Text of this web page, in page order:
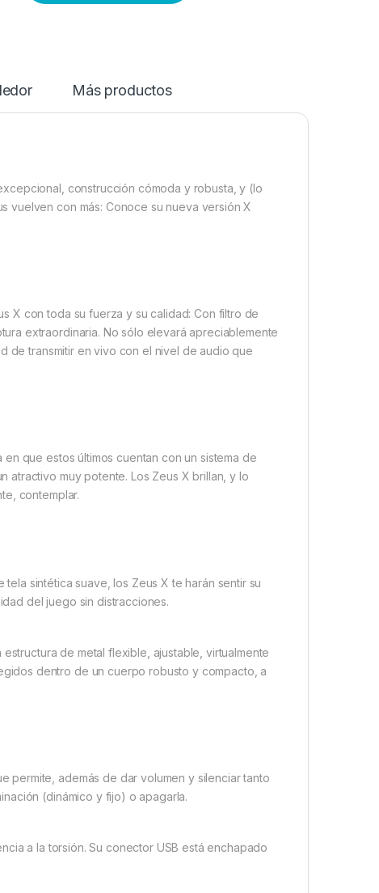
Más productos
construcción cómoda y robusta, y (lo
vuelven con más: Conoce su nueva versión X
X con toda su fuerza y su calidad: Con filtro de
extraordinaria. No sólo elevará apreciablemente
de transmitir en vivo con el nivel de audio que
que estos últimos cuentan con un sistema de
atractivo muy potente. Los Zeus X brillan, y lo
contemplar.
sintética suave, los Zeus X te harán sentir su
del juego sin distracciones.
de metal flexible, ajustable, virtualmente
dentro de un cuerpo robusto y compacto, a
permite, además de dar volumen y silenciar tanto
(dinámico y fijo) o apagarla.
a la torsión. Su conector USB está enchapado